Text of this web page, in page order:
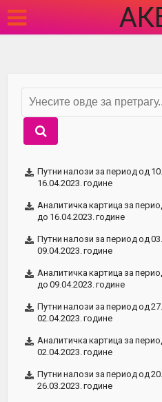
Путни налози за период од
16.04.2023. године
Аналитичка картица за
до 16.04.2023. године
Путни налози за период од
09.04.2023. године
Аналитичка картица за
до 09.04.2023. године
Путни налози за период од
02.04.2023. године
Аналитичка картица за
02.04.2023. године
Путни налози за период од
26.03.2023. године